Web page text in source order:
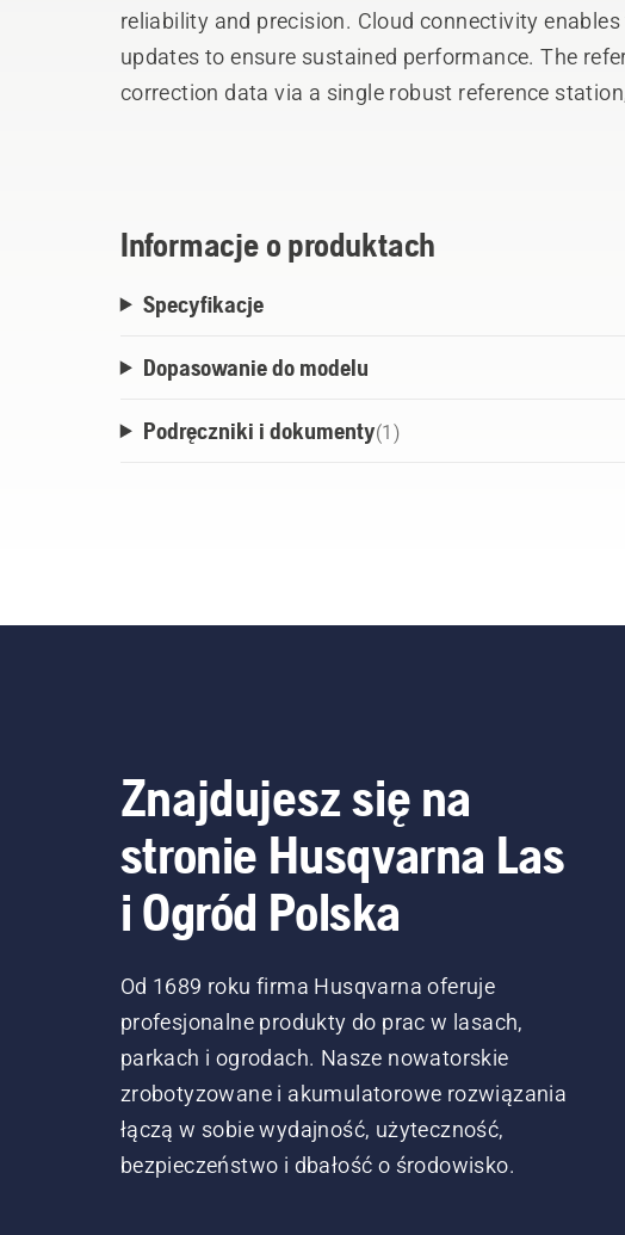
reliability and precision. Cloud connectivity
updates to ensure sustained performance. The
correction data via a single robust reference
Informacje o produktach
Specyfikacje
Dopasowanie do modelu
Podręczniki i dokumenty(1 )
Znajdujesz się na
stronie Husqvarna Las
i Ogród Polska
Od 1689 roku firma Husqvarna oferuje
profesjonalne produkty do prac w lasach,
parkach i ogrodach. Nasze nowatorskie
zrobotyzowane i akumulatorowe rozwiązania
łączą w sobie wydajność, użyteczność,
bezpieczeństwo i dbałość o środowisko.